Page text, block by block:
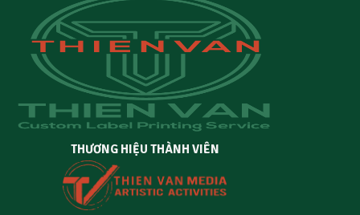
THƯƠNG HIỆU THÀNH VIÊN